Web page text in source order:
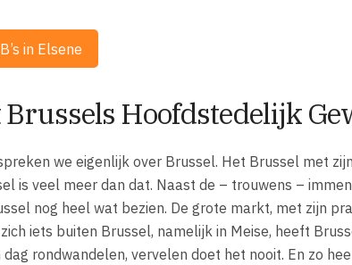
in Elsene
Hoofdstedelijk
we eigenlijk over Brussel. Het Brussel met zijn
is veel meer dan dat. Naast de – trouwens –
nog heel wat bezien. De grote markt, met zijn
iets buiten Brussel, namelijk in Meise, heeft
rondwandelen, vervelen doet het nooit. En zo